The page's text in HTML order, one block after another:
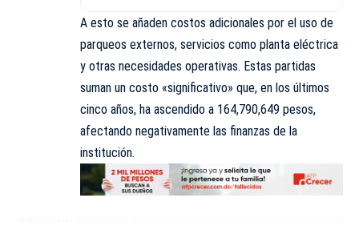
A esto se añaden costos adicionales por el uso de
parqueos externos, servicios como planta eléctrica
y otras necesidades operativas. Estas partidas
suman un costo «significativo» que, en los últimos
cinco años, ha ascendido a 164,790,649 pesos,
afectando negativamente las finanzas de la
institución.